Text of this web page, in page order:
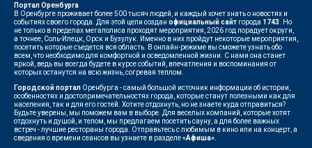
Портал Оренбурга
В Оренбурге проживает более 500 тысяч людей, и каждый хочет знать о новостях и
событиях своего города. Для этой цели создан официальный сайт города 1743 . Но
не только в пределах мегаполиса проходят мероприятия, 2026 год порадует округи,
а точнее, Соль-Илецк, Орск и Бузулук. Именно в них пройдут некоторые мероприятия,
посетить которые съедется вся область. В онлайн-режиме вы сможете узнать обо
всем, что необходимо для комфортной и осведомленной жизни. С нами она станет
яркой, ведь вы всегда будете в курсе событий, впечатления и воспоминания от
которых останутся на всю жизнь, согревая теплом.
Городской портал Оренбурга - самый большой источник информации об истории,
особенностях и достопримечательностях города, которые станут полезными как для
населения, так и для его гостей. Хотите отдохнуть, но не знаете куда отправиться?
Будьте уверены, мы поможем вам в выборе. Для веселых компаний, которые хотят
отдохнуть и душой, и телом, мы предлагаем посетить сауну, а для более важных
встреч - лучшие рестораны города. Отправьтесь с любимым в кино или на концерт, а
сведения о времени сеансов вы узнаете в разделе«Афиша»